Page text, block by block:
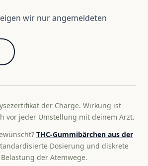
wir nur angemeldeten
der Charge. Wirkung ist
vor jeder Umstellung mit deinem Arzt.
THC-Gummibärchen aus der
Dosierung und diskrete
der Atemwege.